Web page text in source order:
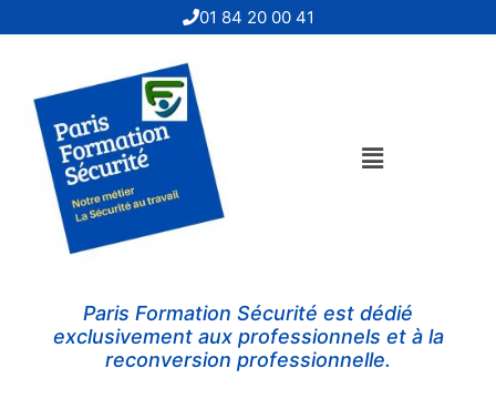
01 84 20 00 41
Paris Formation Sécurité est dédié
exclusivement aux professionnels et à la
reconversion professionnelle.